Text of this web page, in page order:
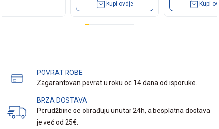
Kupi ovdje Kupi
POVRAT ROBE
Zagarantovan povrat u roku od 14 dana od isporuke.
BRZA DOSTAVA
Porudžbine se obrađuju unutar 24h, a besplatna dostava
je već od 25€.